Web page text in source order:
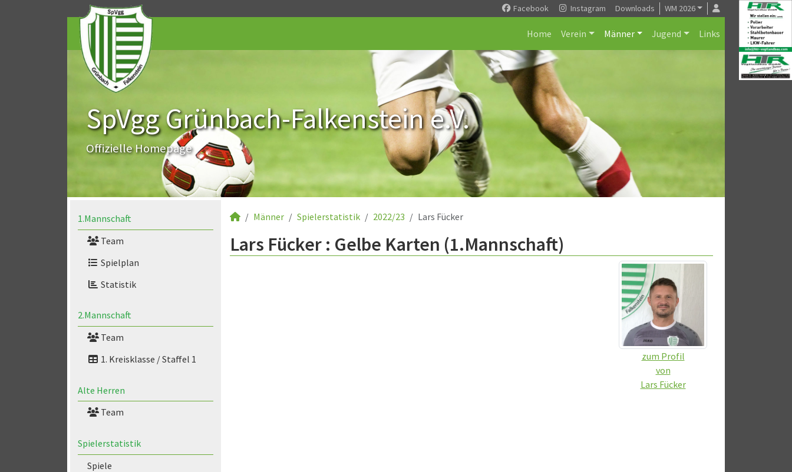
Facebook Instagram Downloads WM 2026
Home Verein Männer Jugend Links
SpVgg Grünbach-Falkenstein e.V.
Offizielle Homepage
1.Mannschaft
Team
Spielplan
Statistik
2.Mannschaft
Team
1. Kreisklasse / Staffel 1
Alte Herren
Team
Spielerstatistik
Spiele
Männer Spielerstatistik 2022/23 Lars Fücker
Lars Fücker : Gelbe Karten (1.Mannschaft)
zum Profil
von
Lars Fücker